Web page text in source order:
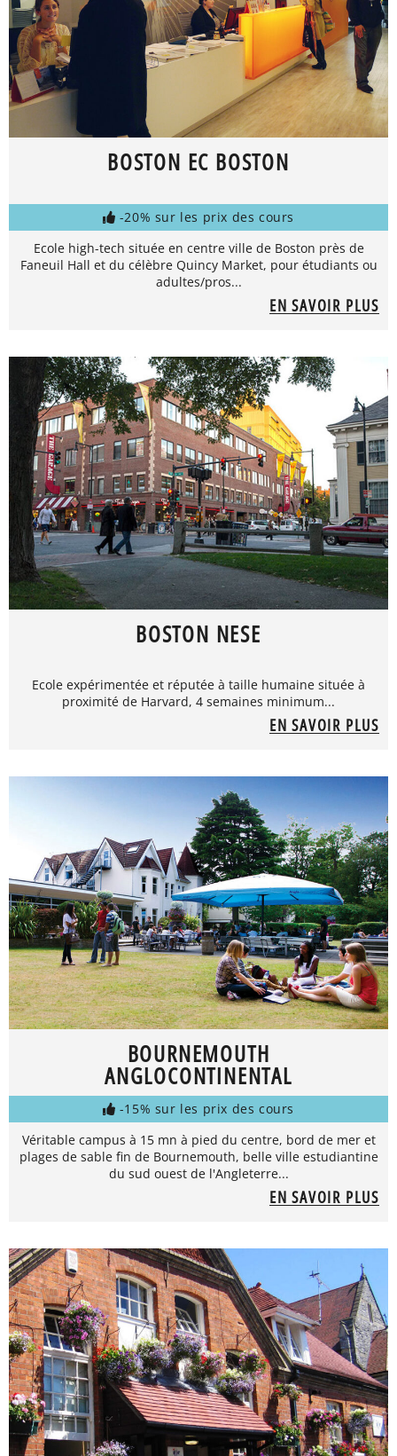
BOSTON EC BOSTON
-20% sur les prix des cours
Ecole high-tech située en centre ville de Boston près de
Faneuil Hall et du célèbre Quincy Market, pour étudiants ou
adultes/pros...
EN SAVOIR PLUS
BOSTON NESE
Ecole expérimentée et réputée à taille humaine située à
proximité de Harvard, 4 semaines minimum...
EN SAVOIR PLUS
BOURNEMOUTH
ANGLOCONTINENTAL
-15% sur les prix des cours
Véritable campus à 15 mn à pied du centre, bord de mer et
plages de sable fin de Bournemouth, belle ville estudiantine
du sud ouest de l'Angleterre...
EN SAVOIR PLUS